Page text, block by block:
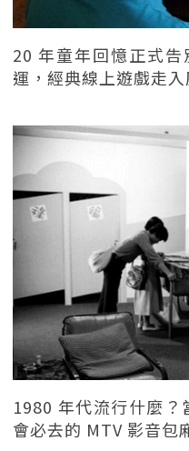
20 年童年回憶正式
運，經典線上遊戲走入
1980 年代流行什麼
會必去的 MTV 影音包